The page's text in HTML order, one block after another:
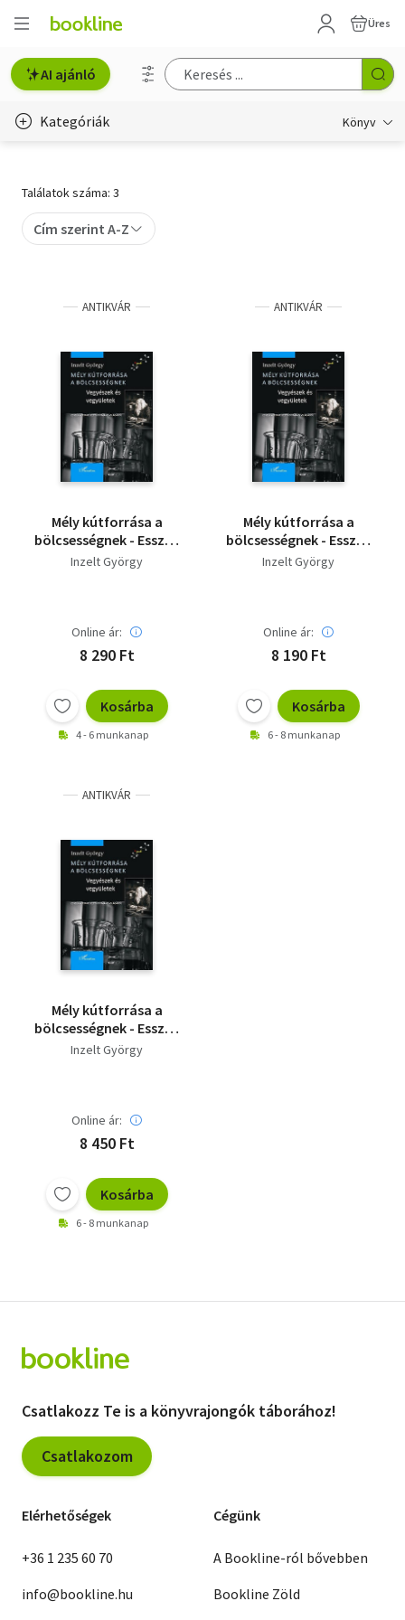
Üres
AI ajánló
Kategóriák Könyv
Gyermek- és ifjúsági
Művészet
Szakkönyv
Szótár, nyelvkönyv
Tankönyv, segédkönyv
Társadalomtudomány
Természettudomány
Találatok száma: 3
Cím szerint A-Z
ANTIKVÁR
Mély kútforrása a
bölcsességnek - Esszék
a természettudomány
Inzelt György
Online ár:
8 290 Ft
Kosárba
4 - 6 munkanap
ANTIKVÁR
Mély kútforrása a
bölcsességnek - Esszék
a természettudomány
Inzelt György
Online ár:
8 190 Ft
Kosárba
6 - 8 munkanap
ANTIKVÁR
Mély kútforrása a
bölcsességnek - Esszék
a természettudomány
Inzelt György
Online ár:
8 450 Ft
Kosárba
6 - 8 munkanap
Csatlakozz Te is a könyvrajongók táborához!
Csatlakozom
Elérhetőségek
+36 1 235 60 70
info@bookline.hu
Cégünk
A Bookline-ról bővebben
Bookline Zöld